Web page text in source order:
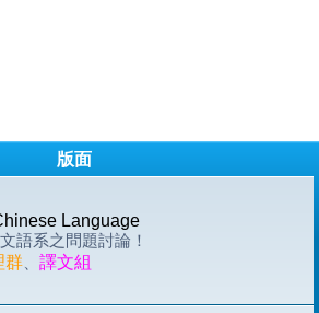
版面
Language
語系之問題討論！
群
譯文組